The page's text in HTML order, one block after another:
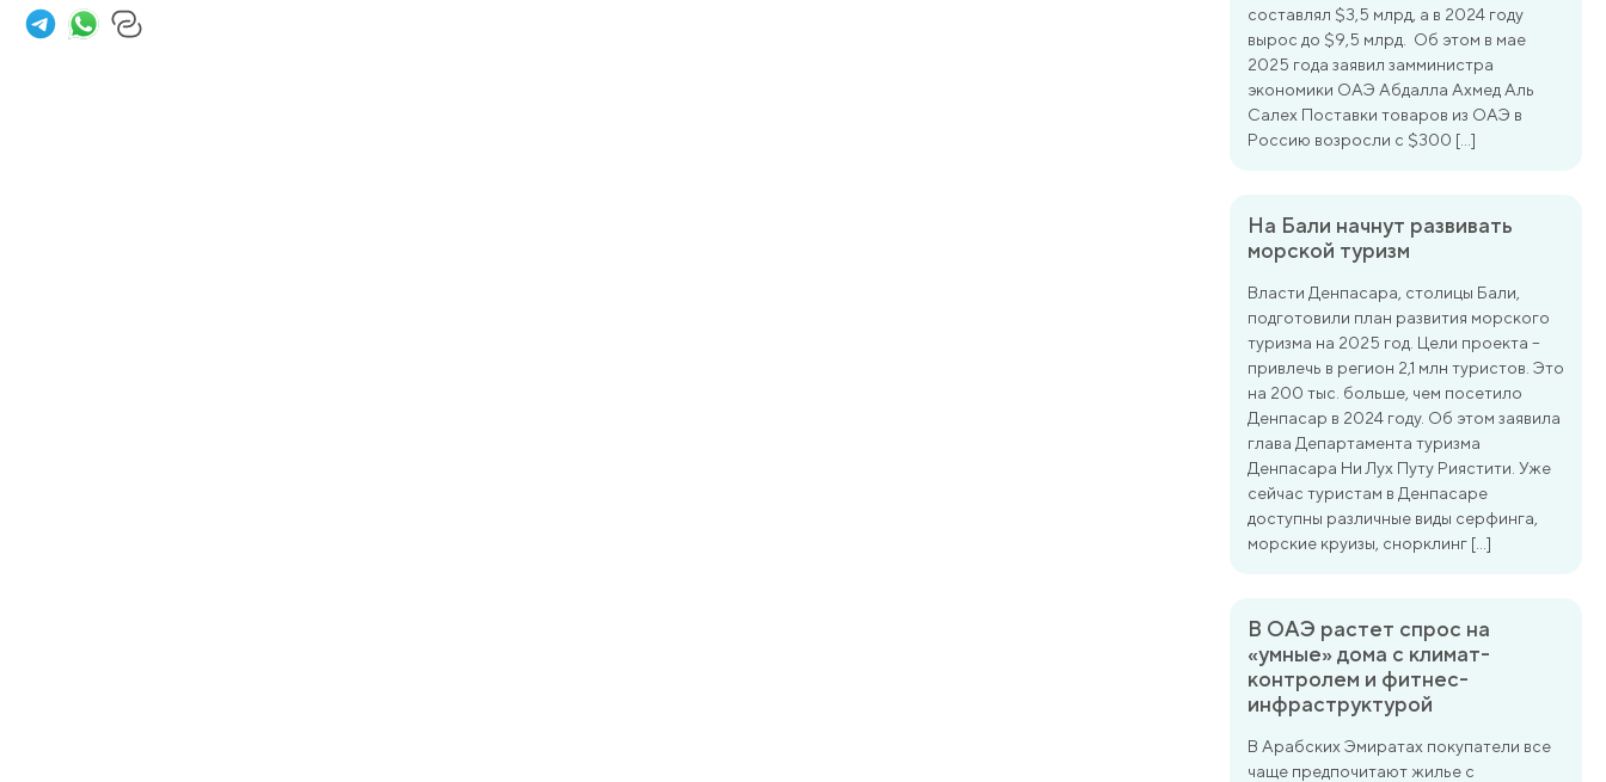
составлял $3,5 млрд, а в 2024 году
вырос до $9,5 млрд. Об этом в мае
2025 года заявил замминистра
экономики ОАЭ Абдалла Ахмед Аль
Салех Поставки товаров из ОАЭ в
Россию возросли с $300 […]
На Бали начнут развивать
морской туризм
Власти Денпасара, столицы Бали,
подготовили план развития морского
туризма на 2025 год. Цели проекта –
привлечь в регион 2,1 млн туристов. Это
на 200 тыс. больше, чем посетило
Денпасар в 2024 году. Об этом заявила
глава Департамента туризма
Денпасара Ни Лух Путу Риястити. Уже
сейчас туристам в Денпасаре
доступны различные виды серфинга,
морские круизы, снорклинг […]
В ОАЭ растет спрос на
«умные» дома с климат-
контролем и фитнес-
инфраструктурой
В Арабских Эмиратах покупатели все
чаще предпочитают жилье с